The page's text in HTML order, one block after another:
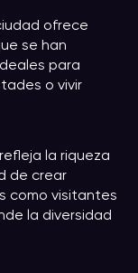
ofrece
se han
para
o vivir
la riqueza
de crear
como visitantes
la diversidad